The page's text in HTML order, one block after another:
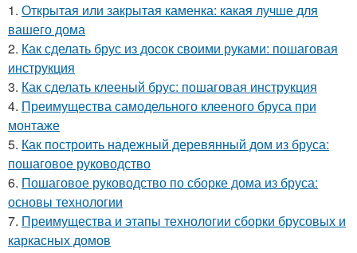
1. Открытая или закрытая каменка: какая лучше для
вашего дома
2. Как сделать брус из досок своими руками: пошаговая
инструкция
3. Как сделать клееный брус: пошаговая инструкция
4. Преимущества самодельного клееного бруса при
монтаже
5. Как построить надежный деревянный дом из бруса:
пошаговое руководство
6. Пошаговое руководство по сборке дома из бруса:
основы технологии
7. Преимущества и этапы технологии сборки брусовых и
каркасных домов